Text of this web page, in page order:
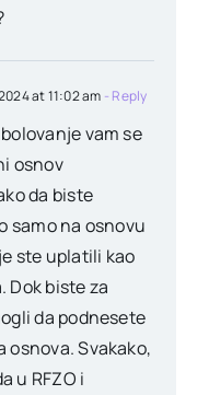
at 11:02 am - Reply
vam se
osnov
da biste
samo na osnovu
ste uplatili kao
Dok biste za
da podnesete
osnova. Svakako,
u RFZO i